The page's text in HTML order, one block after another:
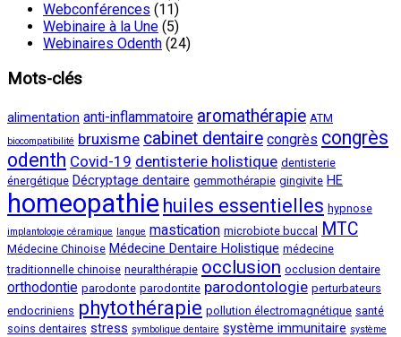
Webconférences (11)
Webinaire à la Une (5)
Webinaires Odenth (24)
Mots-clés
alimentation anti-inflammatoire aromathérapie ATM
biocompatibilité bruxisme cabinet dentaire congrès congrès
odenth Covid-19 dentisterie holistique dentisterie
énergétique Décryptage dentaire gemmothérapie gingivite HE
homeopathie huiles essentielles hypnose
implantologie céramique langue mastication microbiote buccal MTC
Médecine Chinoise Médecine Dentaire Holistique médecine
traditionnelle chinoise neuralthérapie occlusion occlusion dentaire
orthodontie parodonte parodontite parodontologie perturbateurs
endocriniens phytothérapie pollution électromagnétique santé
soins dentaires stress symbolique dentaire système immunitaire système